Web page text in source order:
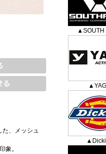
た、メッシュ
象。
▲SOUTH